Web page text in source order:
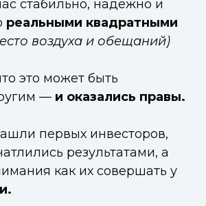
стабильно, надежно и
реальными квадратными
воздуха и обещаний)
это может быть
— и оказались правы.
первых инвесторов,
результатами, а
как их совершать у